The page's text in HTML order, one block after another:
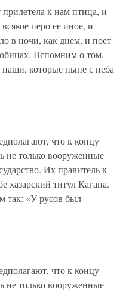
к нам птица, и
перо ее иное, и
в ночи, как днем, и поет
Вспомним о том,
которые ныне с неба
что к концу
не только вооруженные
Их правитель к
хазарский титул Кагана.
так: «У русов был
что к концу
не только вооруженные